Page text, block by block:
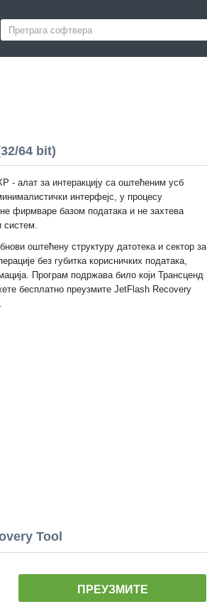
64 bit)
- алат за интеракцију са оштећеним усб
интерфејс, у процесу
фирмваре базом података и не захтева
систем.
оштећену структуру датотека и сектор за
без губитка корисничких података,
Програм подржава било који Трансценд
бесплатно преузмите JetFlash Recovery
Tool
ПРЕУЗМИТЕ